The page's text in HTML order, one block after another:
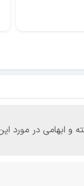
و ابهامی در مورد